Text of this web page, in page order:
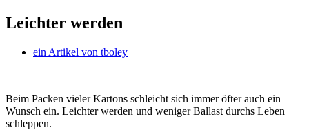
Leichter werden
ein Artikel von tboley
Beim Packen vieler Kartons schleicht sich immer öfter auch ein
Wunsch ein. Leichter werden und weniger Ballast durchs Leben
schleppen.